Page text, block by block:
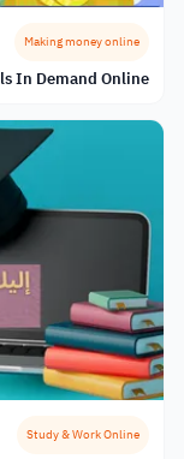
Making money online
In Demand Online!
Study & Work Online